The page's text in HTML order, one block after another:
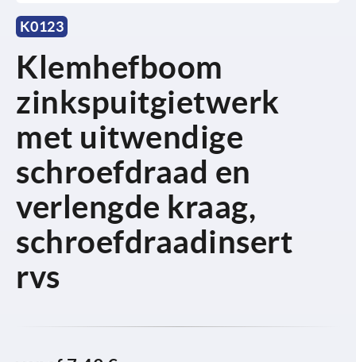
K0123
Klemhefboom
zinkspuitgietwerk
met uitwendige
schroefdraad en
verlengde kraag,
schroefdraadinsert
rvs